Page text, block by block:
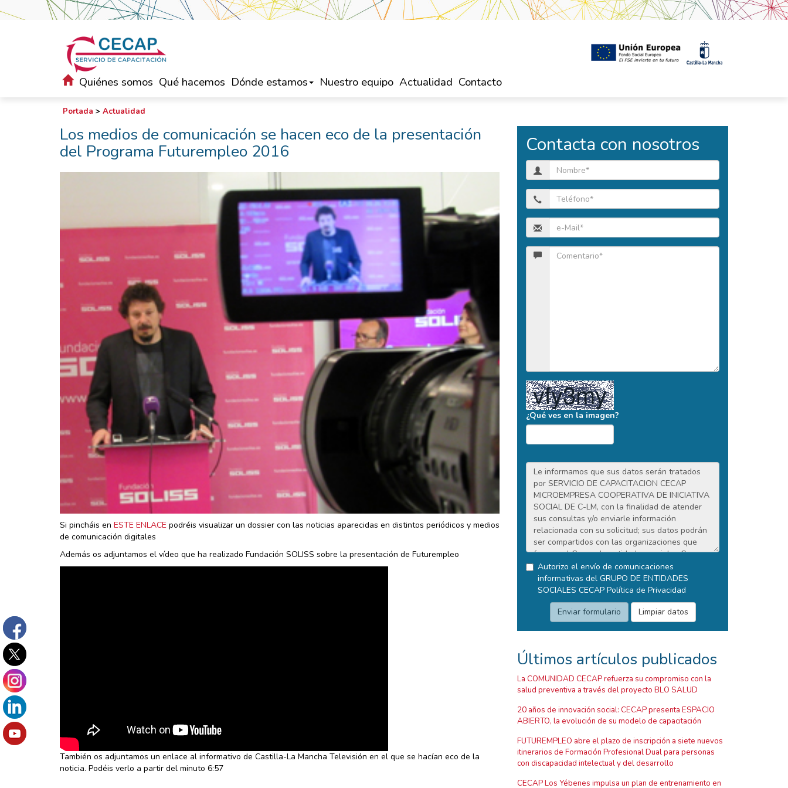
Quiénes somos Qué hacemos Dónde estamos Nuestro equipo Actualidad Contacto
Portada > Actualidad
Los medios de comunicación se hacen eco de la presentación
del Programa Futurempleo 2016
Si pincháis en ESTE ENLACE podréis visualizar un dossier con las noticias aparecidas en distintos periódicos y medios
de comunicación digitales
Además os adjuntamos el vídeo que ha realizado Fundación SOLISS sobre la presentación de Futurempleo
También os adjuntamos un enlace al informativo de Castilla-La Mancha Televisión en el que se hacían eco de la
noticia. Podéis verlo a partir del minuto 6:57
Contacta con nosotros
¿Qué ves en la imagen?
Autorizo el envío de comunicaciones
informativas del GRUPO DE ENTIDADES
SOCIALES CECAP Política de Privacidad
Últimos artículos publicados
La COMUNIDAD CECAP refuerza su compromiso con la
salud preventiva a través del proyecto BLO SALUD
20 años de innovación social: CECAP presenta ESPACIO
ABIERTO, la evolución de su modelo de capacitación
FUTUREMPLEO abre el plazo de inscripción a siete nuevos
itinerarios de Formación Profesional Dual para personas
con discapacidad intelectual y del desarrollo
CECAP Los Yébenes impulsa un plan de entrenamiento en